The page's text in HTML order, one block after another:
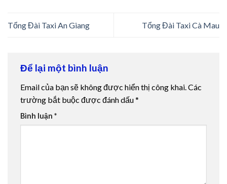
Tổng Đài Taxi An Giang Tổng Đài Taxi Cà Mau
Để lại một bình luận
Email của bạn sẽ không được hiển thị công khai. Các
trường bắt buộc được đánh dấu*
Bình luận *